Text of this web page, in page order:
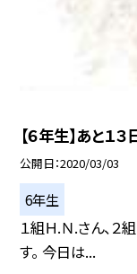
【６年生】あと１３
公開日 2020/03/03
6年生
１組Ｈ.Ｎ.さん、２
す。 今日は...